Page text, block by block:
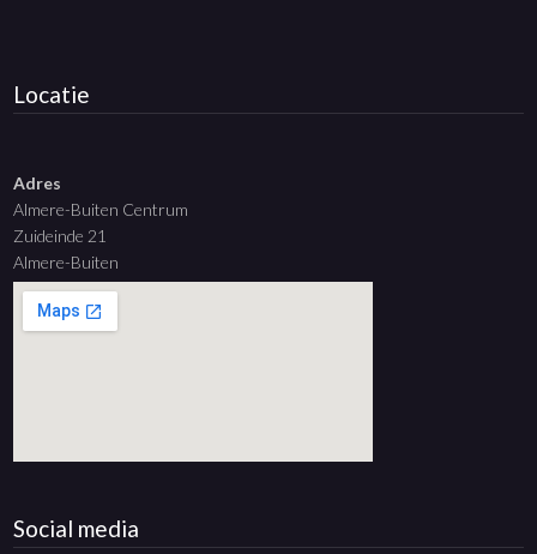
Locatie
Adres
Almere-Buiten Centrum
Zuideinde 21
Almere-Buiten
Social media